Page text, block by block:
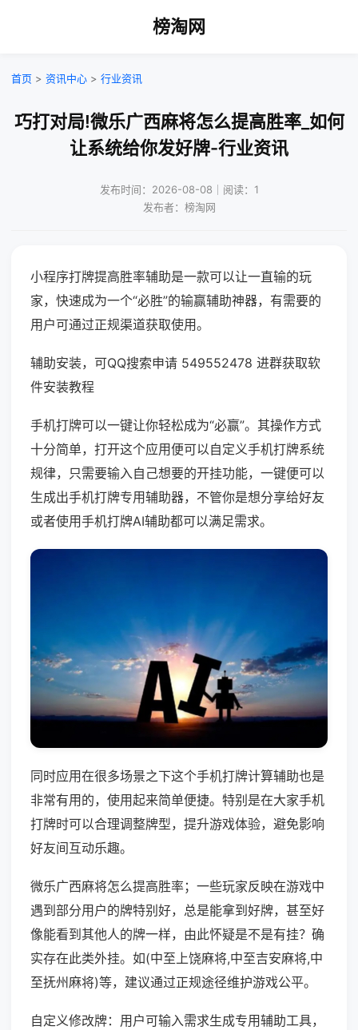
榜淘网
首页 > 资讯中心 > 行业资讯
巧打对局!微乐广西麻将怎么提高胜率_如何
让系统给你发好牌-行业资讯
发布时间：2026-08-08｜阅读：1
发布者：榜淘网
小程序打牌提高胜率辅助是一款可以让一直输的玩
家，快速成为一个“必胜”的输赢辅助神器，有需要的
用户可通过正规渠道获取使用。
辅助安装，可QQ搜索申请 549552478 进群获取软
件安装教程
手机打牌可以一键让你轻松成为“必赢”。其操作方式
十分简单，打开这个应用便可以自定义手机打牌系统
规律，只需要输入自己想要的开挂功能，一键便可以
生成出手机打牌专用辅助器，不管你是想分享给好友
或者使用手机打牌AI辅助都可以满足需求。
同时应用在很多场景之下这个手机打牌计算辅助也是
非常有用的，使用起来简单便捷。特别是在大家手机
打牌时可以合理调整牌型，提升游戏体验，避免影响
好友间互动乐趣。
微乐广西麻将怎么提高胜率；一些玩家反映在游戏中
遇到部分用户的牌特别好，总是能拿到好牌，甚至好
像能看到其他人的牌一样，由此怀疑是不是有挂？确
实存在此类外挂。如(中至上饶麻将,中至吉安麻将,中
至抚州麻将)等，建议通过正规途径维护游戏公平。
自定义修改牌：用户可输入需求生成专用辅助工具，